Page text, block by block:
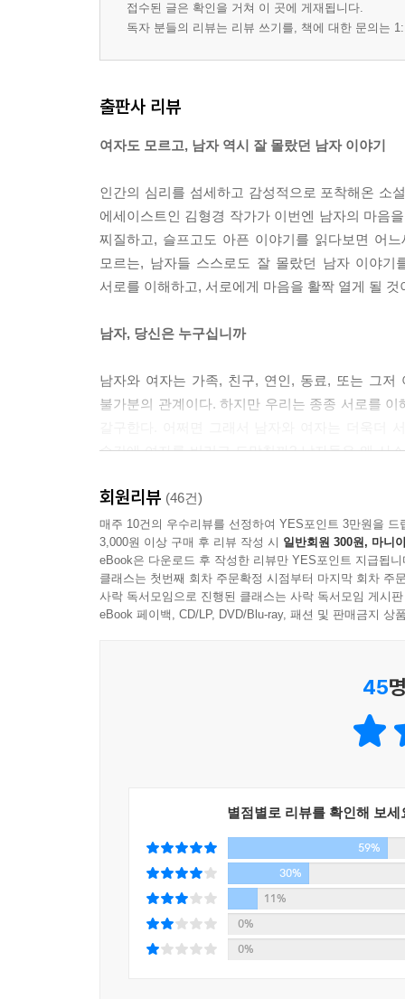
접수된 글은 확인을 거쳐 이 곳에 게재됩니다.
독자 분들의 리뷰는 리뷰 쓰기를, 책에 대한 문의는
출판사 리뷰
여자도 모르고, 남자 역시 잘 몰랐던 남자 이야기
인간의 심리를 섬세하고 감성적으로 포착해온
에세이스트인 김형경 작가가 이번엔 남자의 마음
찌질하고, 슬프고도 아픈 이야기를 읽다보면 어
모르는, 남자들 스스로도 잘 몰랐던 남자 이야
서로를 이해하고, 서로에게 마음을 활짝 열게 될 것
남자, 당신은 누구십니까
남자와 여자는 가족, 친구, 연인, 동료, 또는 그
불가분의 관계이다. 하지만 우리는 종종 서로를
순간에 여자를 버리고 도망칠까? 남자들은 왜 사
풀리지도 않는다. 남자, 당신은 도대체 누구십니
여자로도 살아봤던”(155면) 그리스신화 속 테이
사례와 진솔한 경험담을 나누며, 남자를 알아가
과정이 되길 응원한다.
술을 따라주는 것이 안부를 묻는 일이고, 술잔을
말하는 대신 술을 마시고, 기쁘다고 말하는 대신
않기 위해서라는 사실은 인정하지 않는다. 하
남녀 간의 조화로운 관계를 위한 김형경의 조언
책은 총 4부로 구성되어 있다. 각각 남자의 관계,
남녀 간의 조화로운 관계를 모색한다.
회원리뷰 (46건)
매주 10건의 우수리뷰를 선정하여 YES포인트 3만원을 드
3,000원 이상 구매 후 리뷰 작성 시 일반회원 300원, 마니
eBook은 다운로드 후 작성한 리뷰만 YES포인트 지급됩니
클래스는 첫번째 회차 주문확정 시점부터 마지막 회차 주
사락 독서모임으로 진행된 클래스는 사락 독서모임 게시
eBook 페이백, CD/LP, DVD/Blu-ray, 패션 및 판매금지 상
45
별점별로 리뷰를 확인해 보세
59%
30%
11%
0%
0%